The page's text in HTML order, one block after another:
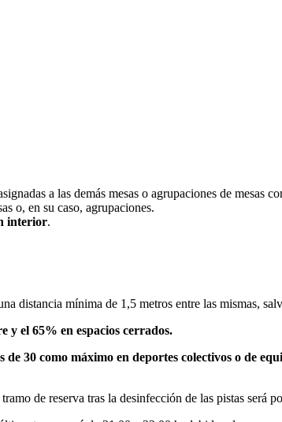
a las demás mesas o agrupaciones de mesas
o, en su caso, agrupaciones.
interior.
distancia mínima de 1,5 metros entre las mismas,
y el 65% en espacios cerrados.
30 como máximo en deportes colectivos o de
de reserva tras la desinfección de las pistas será